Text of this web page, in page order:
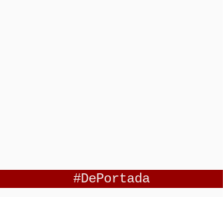
#DePortada